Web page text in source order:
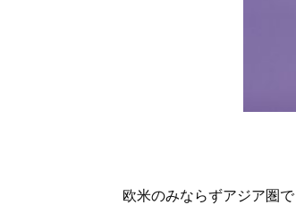
欧米のみならずアジア圏